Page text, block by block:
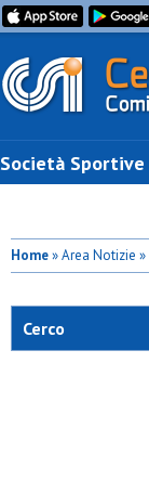
Società Sportive
Home» Area Notizie »
Cerco